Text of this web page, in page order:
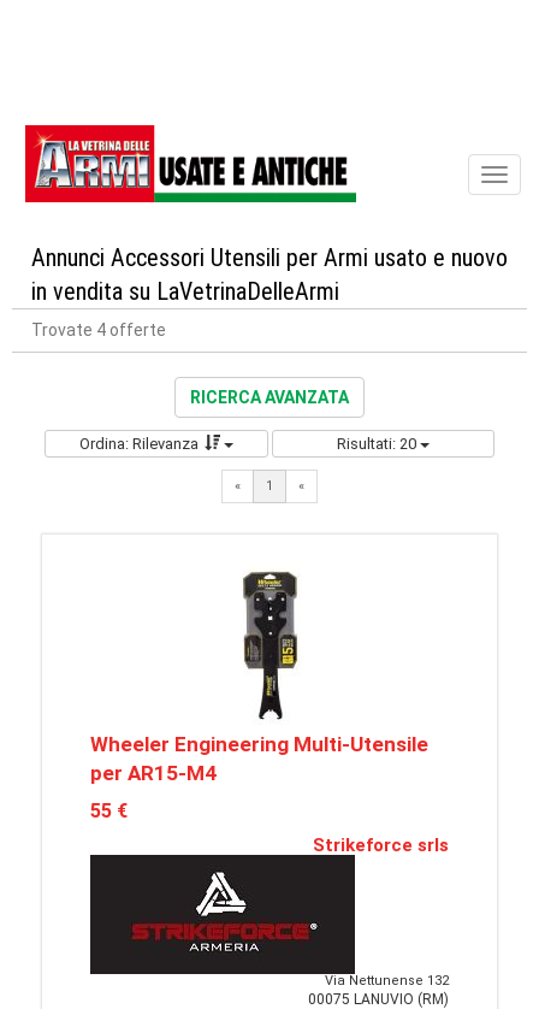
Annunci Accessori Utensili per Armi usato e nuovo
in vendita su LaVetrinaDelleArmi
Trovate 4 offerte
RICERCA AVANZATA
Ordina: Rilevanza Risultati: 20
« 1 «
Wheeler Engineering Multi-Utensile
per AR15-M4
55 €
Strikeforce srls
Via Nettunense 132
00075 LANUVIO (RM)